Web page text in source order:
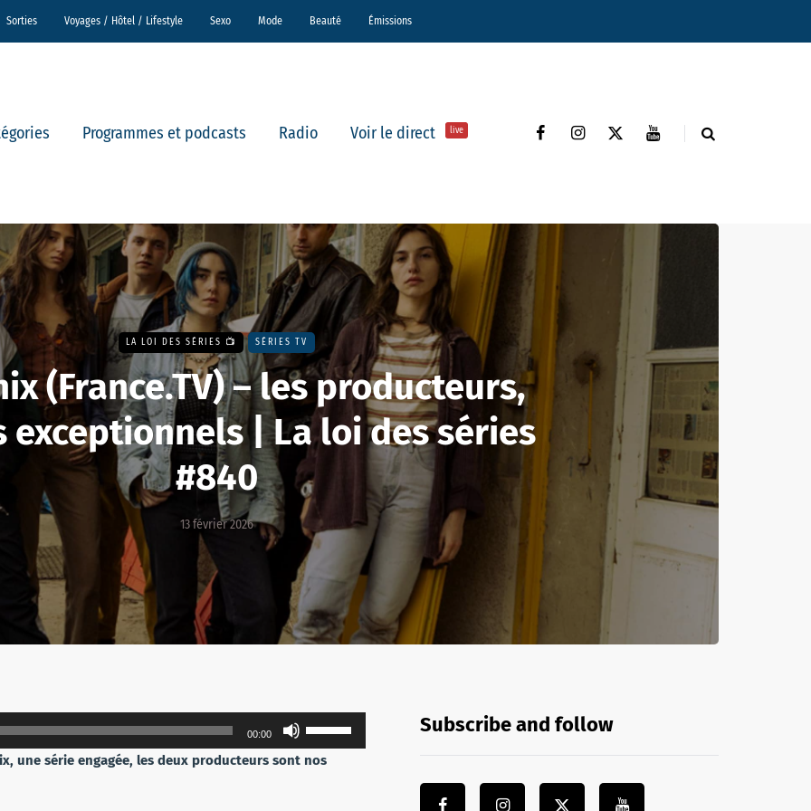
Sorties Voyages / Hôtel / Lifestyle Sexo Mode Beauté Émissions
Programmes et podcasts Radio Voir le direct live
LA LOI DES SÉRIES 📺 SÉRIES TV
(France.TV) – les producteurs,
exceptionnels | La loi des séries
#840
13 février 2026
00:00
les
flèches
une série engagée, les deux producteurs sont nos
Subscribe and follow